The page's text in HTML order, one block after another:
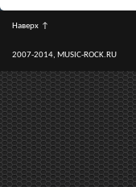
Наверх ↑
2007-2014, MUSIC-ROCK.RU